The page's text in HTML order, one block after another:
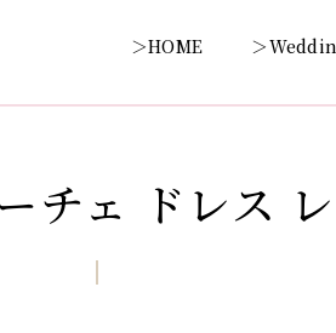
＞HOME ＞
チェ ドレス